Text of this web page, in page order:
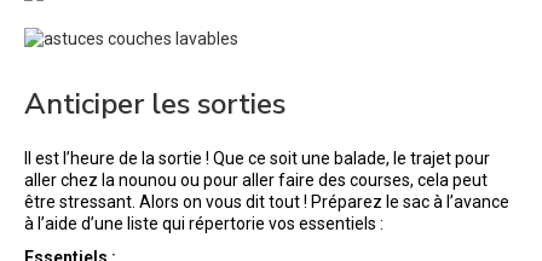
Anticiper les sorties
Il est l’heure de la sortie ! Que ce soit une balade, le trajet pour
aller chez la nounou ou pour aller faire des courses, cela peut
être stressant. Alors on vous dit tout ! Préparez le sac à l’avance
à l’aide d’une liste qui répertorie vos essentiels :